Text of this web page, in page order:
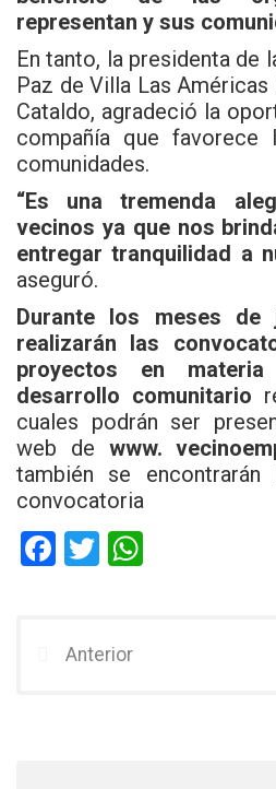
representan y sus
En tanto, la presidenta de
Paz de Villa Las
Cataldo, agradeció la
compañía que favorece
comunidades.
“Es una tremenda
vecinos ya que nos
entregar tranquilidad a
aseguró.
Durante los meses
realizarán las
proyectos en
desarrollo comunitario
cuales podrán ser
web de www.
también se
convocatoria
F
b
T
er
Anterior